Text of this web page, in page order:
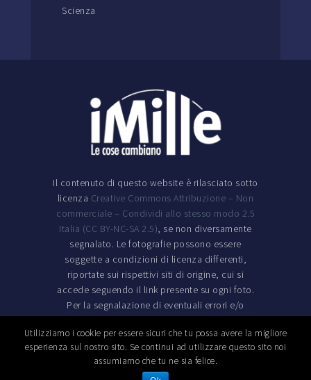
Scienza
Il contenuto di questo website è rilasciato sotto
licenza Creative Commons Attribuzione – Non
commerciale – Condividi allo stesso modo 2.5
Italia (CC BY-NC-SA 2.5), se non diversamente
segnalato. Le fotografie possono essere
soggette a condizioni di licenza differenti,
riportate sui rispettivi siti di origine, cui si
accede seguendo il link presente su ogni foto.
Per la segnalazione di eventuali errori e/o
richieste di rimozione di contenuto si prega di
mandare una email a redazione.imille [at]
gmail.com.
Powered ByDataSmart
Utilizziamo i cookie per essere sicuri che tu possa avere la migliore
esperienza sul nostro sito. Se continui ad utilizzare questo sito noi
assumiamo che tu ne sia felice.